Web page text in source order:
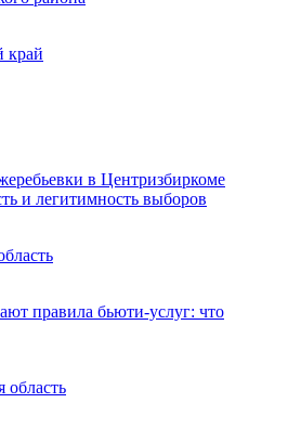
край
в Центризбиркоме
и легитимность выборов
правила бьюти-услуг: что
область